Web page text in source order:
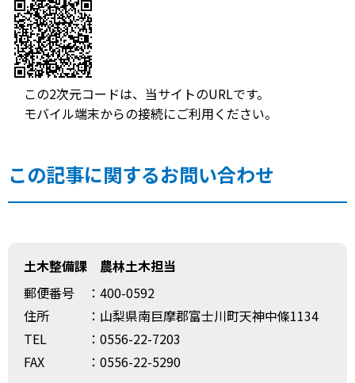
この2次元コードは、当サイトのURLです。
モバイル端末からの接続にご利用ください。
この記事に関するお問い合わせ
土木整備課 農林土木担当
郵便番号
：400-0592
住所
：山梨県南巨摩郡富士川町天神中條1134
TEL
：0556-22-7203
FAX
：0556-22-5290